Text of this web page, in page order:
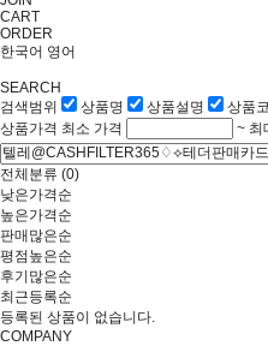
CART
ORDER
한국어 영어
SEARCH
검색범위
상품명 상품설명 상품
상품가격 최소 가격 ~ 최
전체분류 (0)
낮은가격순
높은가격순
판매많은순
평점높은순
후기많은순
최근등록순
등록된 상품이 없습니다.
COMPANY